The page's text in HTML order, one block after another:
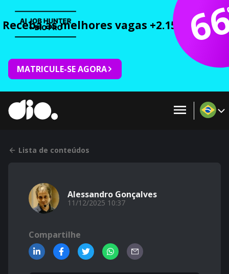
Receba as melhores vagas +2.150 cursos
MATRICULE-SE AGORA
Lista de conteúdos
Alessandro Gonçalves
11/12/2025 10:37
Compartilhe